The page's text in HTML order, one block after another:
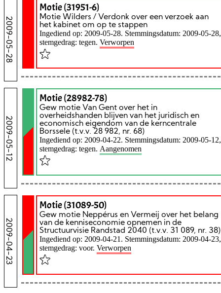
2009-05-28
Motie (31951-6)
Motie Wilders / Verdonk over een verzoek aan
het kabinet om op te stappen
Ingediend op: 2009-05-28. Stemmingsdatum: 2009-05-28,
stemgedrag: tegen. Verworpen
2009-05-12
Motie (28982-78)
Gew motie Van Gent over het in
overheidshanden blijven van het juridisch en
economisch eigendom van de kerncentrale
Borssele (t.v.v. 28 982, nr. 68)
Ingediend op: 2009-04-22. Stemmingsdatum: 2009-05-12,
stemgedrag: tegen. Aangenomen
2009-04-23
Motie (31089-50)
Gew motie Neppérus en Vermeij over het belang
van de kenniseconomie opnemen in de
Structuurvisie Randstad 2040 (t.v.v. 31 089, nr. 38)
Ingediend op: 2009-04-21. Stemmingsdatum: 2009-04-23,
stemgedrag: voor. Verworpen